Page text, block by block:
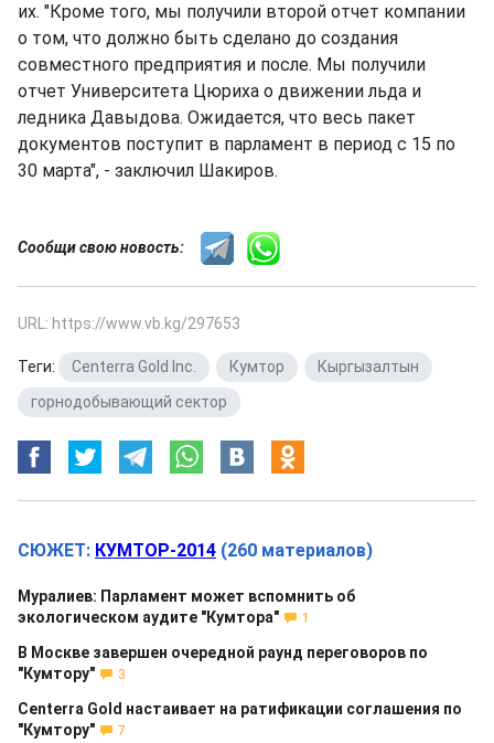
их. "Кроме того, мы получили второй отчет компании
о том, что должно быть сделано до создания
совместного предприятия и после. Мы получили
отчет Университета Цюриха о движении льда и
ледника Давыдова. Ожидается, что весь пакет
документов поступит в парламент в период с 15 по
30 марта", - заключил Шакиров.
Сообщи свою новость:
URL: https://www.vb.kg/297653
Теги: Centerra Gold Inc. Кумтор Кыргызалтын
горнодобывающий сектор
СЮЖЕТ: КУМТОР-2014 (260 материалов)
Муралиев: Парламент может вспомнить об
экологическом аудите "Кумтора"
1
В Москве завершен очередной раунд переговоров по
"Кумтору"
3
Centerra Gold настаивает на ратификации соглашения по
"Кумтору"
7